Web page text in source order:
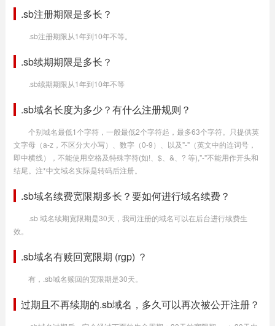
.sb注册期限是多长？
.sb注册期限从1年到10年不等。
.sb续期期限是多长？
.sb续期期限从1年到10年不等
.sb域名长度为多少？有什么注册规则？
个别域名最低1个字符，一般最低2个字符起，最多63个字符。只提供英
文字母（a-z，不区分大小写）、数字（0-9）、以及"-"（英文中的连词号，
即中横线），不能使用空格及特殊字符(如!、$、&、? 等),"-"不能用作开头和
结尾。注*中文域名实际是转码后注册。
.sb域名续费宽限期多长？要如何进行域名续费？
.sb 域名续期宽限期是30天，我司注册的域名可以在后台进行续费生
效。
.sb域名有赎回宽限期 (rgp) ？
有，.sb域名赎回的宽限期是30天。
过期且不再续期的.sb域名，多久可以再次被公开注册？